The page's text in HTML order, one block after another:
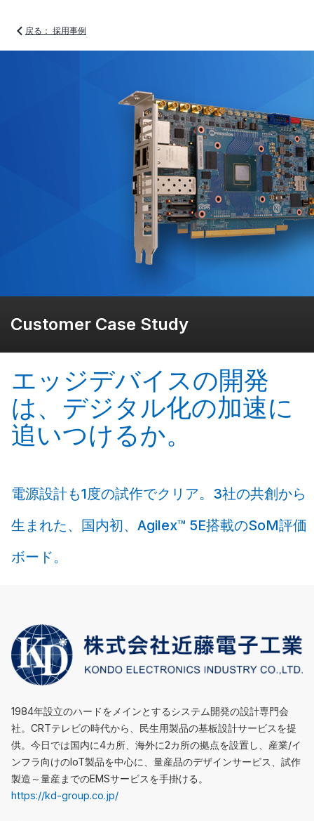
戻る： 採用事例
Customer Case Study
エッジデバイスの開発
は、デジタル化の加速に
追いつけるか。
電源設計も1度の試作でクリア。3社の共創から
生まれた、国内初、Agilex™ 5E搭載のSoM評価
ボード。
1984年設立のハードをメインとするシステム開発の設計専門会
社。CRTテレビの時代から、民生用製品の基板設計サービスを提
供。今日では国内に4カ所、海外に2カ所の拠点を設置し、産業/イ
ンフラ向けのIoT製品を中心に、量産品のデザインサービス、試作
製造～量産までのEMSサービスを手掛ける。
https://kd-group.co.jp/